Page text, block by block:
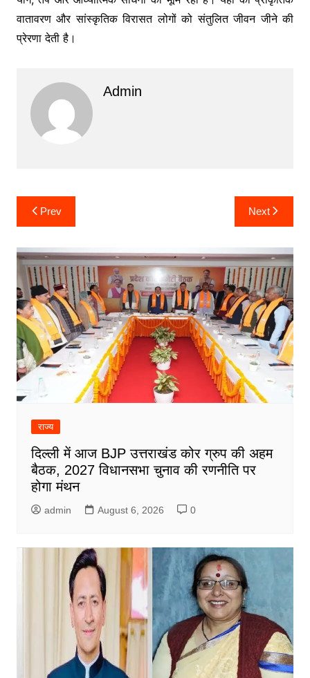
वातावरण और सांस्कृतिक विरासत लोगों को संतुलित जीवन जीने की
प्रेरणा देती है।
Admin
Post
navigation
Prev Next
राज्य
दिल्ली में आज BJP उत्तराखंड कोर ग्रुप की अहम
बैठक, 2027 विधानसभा चुनाव की रणनीति पर
होगा मंथन
admin August 6, 2026 0